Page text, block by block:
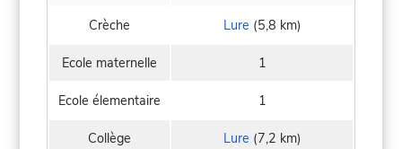
Crèche Lure (5,8 km)
Ecole maternelle 1
Ecole élementaire 1
Collège Lure (7,2 km)